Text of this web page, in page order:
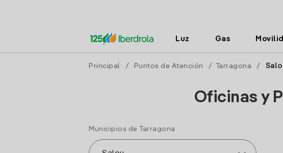
Luz Gas
Principal / Puntos de Atención / Tarragona /
Oficinas y
Municipios de Tarragona